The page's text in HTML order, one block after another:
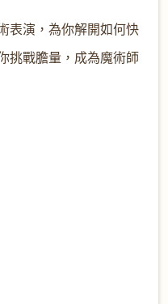
表演，為你解開如何快
挑戰膽量，成為魔術師